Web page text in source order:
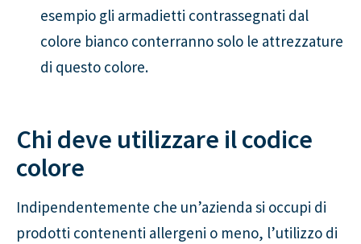
esempio gli armadietti contrassegnati dal
colore bianco conterranno solo le attrezzature
di questo colore.
Chi deve utilizzare il codice
colore
Indipendentemente che un’azienda si occupi di
prodotti contenenti allergeni o meno, l’utilizzo di